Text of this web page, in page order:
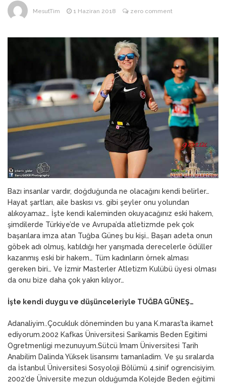
23 Mart 2026 ANNEM
MesutTim 1 Haziran 2018 zero comment
Bazı insanlar vardır, doğduğunda ne olacağını kendi belirler…
Hayat şartları, aile baskısı vs. gibi şeyler onu yolundan
alıkoyamaz… İşte kendi kaleminden okuyacağınız eski hakem,
şimdilerde Türkiye’de ve Avrupa’da atletizmde pek çok
başarılara imza atan Tuğba Güneş bu kişi… Başarı adeta onun
göbek adı olmuş, katıldığı her yarışmada derecelerle ödüller
kazanmış eski bir hakem… Tüm kadınların örnek alması
gereken biri… Ve İzmir Masterler Atletizm Kulübü üyesi olması
da onu bize daha çok yakın kılıyor…
İşte kendi duygu ve düşünceleriyle TUĞBA GÜNEŞ…
Adanaliyim..Çocukluk döneminden bu yana K.maras’ta ikamet
ediyorum.2002 Kafkas Üniversitesi Sarikamis Beden Egitimi
Ogretmenligi mezunuyum.Sütcü Imam Üniversitesi Tarih
Anabilim Dalinda Yüksek lisansımı tamanladim. Ve şu sıralarda
da İstanbul Üniversitesi Sosyoloji Bölümü 4.sinif ogrencisiyim.
2002’de Üniversite mezun olduğumda Kolejde Beden eğitimi